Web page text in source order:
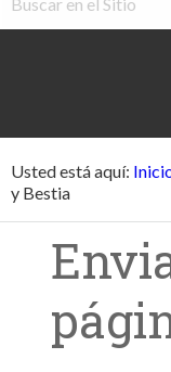
Usted está aquí:
y Bestia